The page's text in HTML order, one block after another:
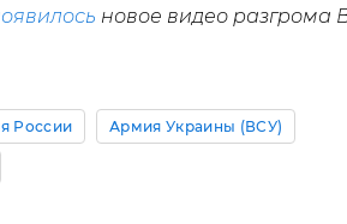
новое видео разгрома
России Армия Украины (ВСУ)